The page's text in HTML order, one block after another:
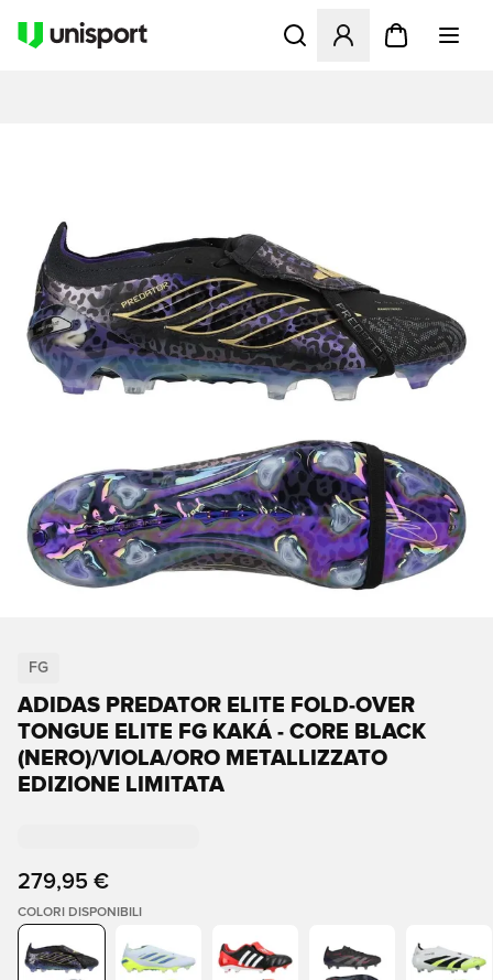
Apre una finestra modale
FG
ADIDAS PREDATOR ELITE FOLD-OVER
TONGUE ELITE FG KAKÁ - CORE BLACK
(NERO)/VIOLA/ORO METALLIZZATO
EDIZIONE LIMITATA
279,95 €
COLORI DISPONIBILI